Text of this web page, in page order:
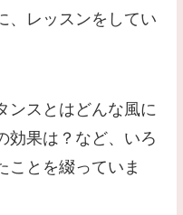
、レッスンをしてい
ンスとはどんな風に
効果は？など、いろ
ことを綴っていま